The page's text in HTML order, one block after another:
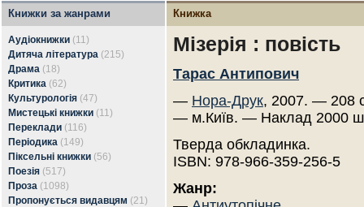
Книжки за жанрами
Аудіокнижки (11)
Дитяча література (215)
Драма (18)
Критика (62)
Культурологія (47)
Мистецькі книжки (11)
Переклади (116)
Періодика (149)
Піксельні книжки (56)
Поезія (517)
Проза (1098)
Пропонується видавцям (21)
Книжка
Мізерія : повість
Тарас Антипович
— Нора-Друк, 2007. — 208
— м.Київ. — Наклад 2000
Тверда обкладинка.
ISBN: 978-966-359-256-5
Жанр: